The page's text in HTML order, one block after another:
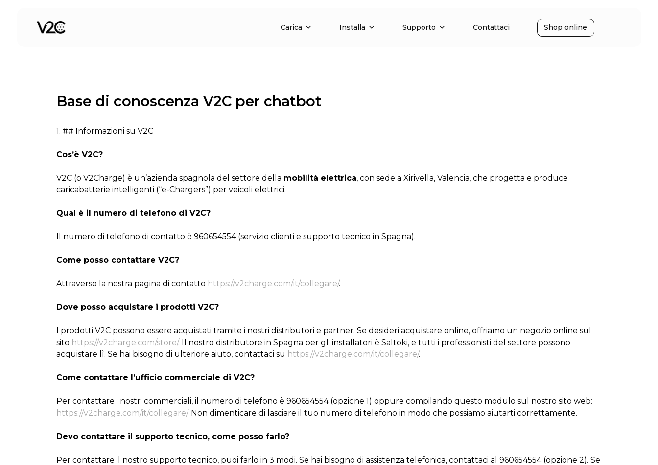
contenuto
Carica Installa Supporto Contattaci Shop online
Base di conoscenza V2C per chatbot
1. ## Informazioni su V2C
Cos’è V2C?
V2C (o V2Charge) è un’azienda spagnola del settore della mobilità elettrica, con sede a Xirivella, Valencia, che progetta e produce
caricabatterie intelligenti (“e-Chargers”) per veicoli elettrici.
Qual è il numero di telefono di V2C?
Il numero di telefono di contatto è 960654554 (servizio clienti e supporto tecnico in Spagna).
Come posso contattare V2C?
Attraverso la nostra pagina di contatto https://v2charge.com/it/collegare/.
Dove posso acquistare i prodotti V2C?
I prodotti V2C possono essere acquistati tramite i nostri distributori e partner. Se desideri acquistare online, offriamo un negozio online sul
sito https://v2charge.com/store/. Il nostro distributore in Spagna per gli installatori è Saltoki, e tutti i professionisti del settore possono
acquistare lì. Se hai bisogno di ulteriore aiuto, contattaci su https://v2charge.com/it/collegare/.
Come contattare l’ufficio commerciale di V2C?
Per contattare i nostri commerciali, il numero di telefono è 960654554 (opzione 1) oppure compilando questo modulo sul nostro sito web:
https://v2charge.com/it/collegare/. Non dimenticare di lasciare il tuo numero di telefono in modo che possiamo aiutarti correttamente.
Devo contattare il supporto tecnico, come posso farlo?
Per contattare il nostro supporto tecnico, puoi farlo in 3 modi. Se hai bisogno di assistenza telefonica, contattaci al 960654554 (opzione 2). Se